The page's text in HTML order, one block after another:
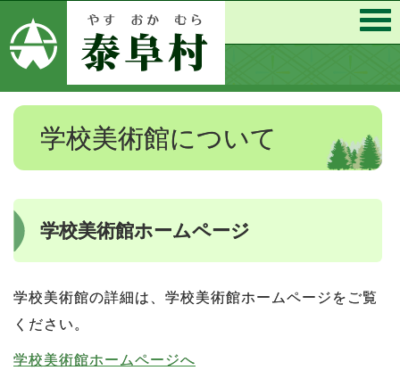
学校美術館について
学校美術館ホームページ
学校美術館の詳細は、学校美術館ホームページをご覧
ください。
学校美術館ホームページへ